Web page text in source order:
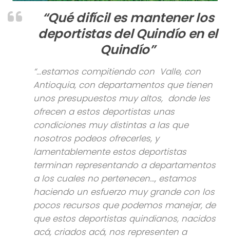
“Qué difícil es mantener los
deportistas del Quindío en el
Quindío”
“…estamos compitiendo con Valle, con
Antioquia, con departamentos que tienen
unos presupuestos muy altos, donde les
ofrecen a estos deportistas unas
condiciones muy distintas a las que
nosotros podeos ofrecerles, y
lamentablemente estos deportistas
terminan representando a departamentos
a los cuales no pertenecen…, estamos
haciendo un esfuerzo muy grande con los
pocos recursos que podemos manejar, de
que estos deportistas quindianos, nacidos
acá, criados acá, nos representen a